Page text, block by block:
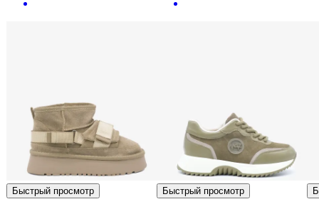
Быстрый просмотр Быстрый просмотр